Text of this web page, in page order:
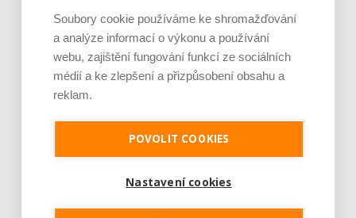
stravě ho mám dostatek. Znáte nejčastějš [...]
Pojem protein již nějakou dobu rezonuje
v oblasti zdraví, výživy i dlouhověkosti. Přesto
Soubory cookie používáme ke shromažďování
a analýze informací o výkonu a používání
webu, zajištění fungování funkcí ze sociálních
médií a ke zlepšení a přizpůsobení obsahu a
reklam.
POVOLIT COOKIES
Nastavení cookies